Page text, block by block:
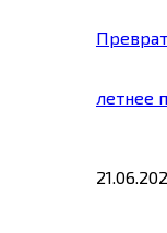
летнее